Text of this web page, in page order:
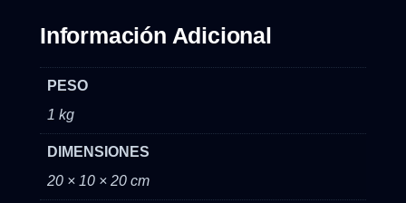
Información Adicional
PESO
1 kg
DIMENSIONES
20 × 10 × 20 cm